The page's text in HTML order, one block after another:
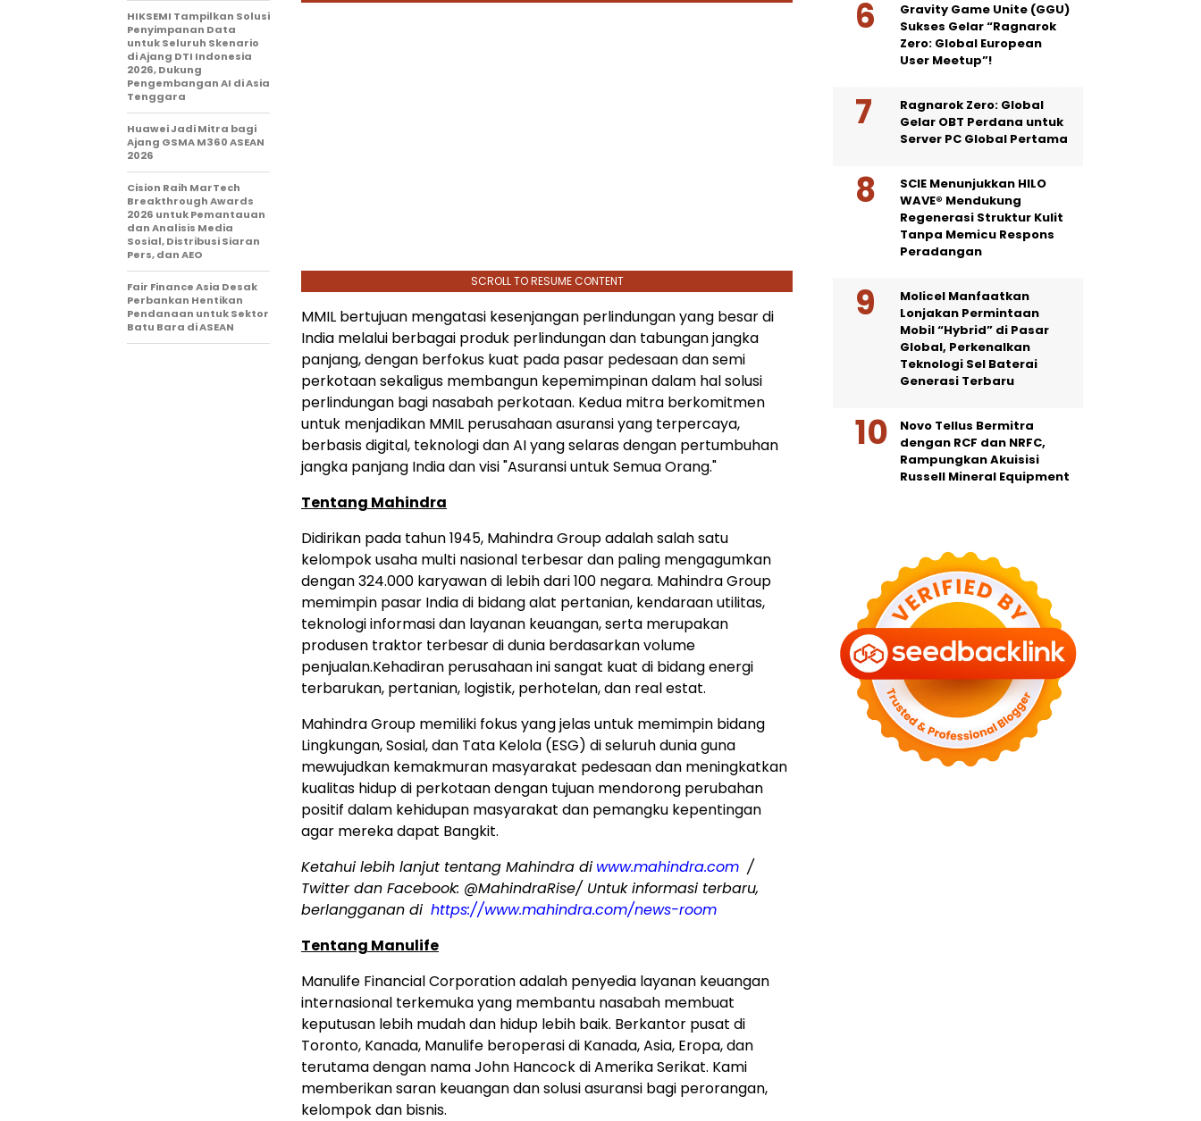
SCROLL TO RESUME CONTENT
MMIL bertujuan mengatasi kesenjangan perlindungan yang besar di
India melalui berbagai produk perlindungan dan tabungan jangka
panjang, dengan berfokus kuat pada pasar pedesaan dan semi
perkotaan sekaligus membangun kepemimpinan dalam hal solusi
perlindungan bagi nasabah perkotaan. Kedua mitra berkomitmen
untuk menjadikan MMIL perusahaan asuransi yang terpercaya,
berbasis digital, teknologi dan AI yang selaras dengan pertumbuhan
jangka panjang India dan visi "Asuransi untuk Semua Orang."
Tentang Mahindra
Didirikan pada tahun 1945, Mahindra Group adalah salah satu
kelompok usaha multi nasional terbesar dan paling mengagumkan
dengan 324.000 karyawan di lebih dari 100 negara. Mahindra Group
memimpin pasar India di bidang alat pertanian, kendaraan utilitas,
teknologi informasi dan layanan keuangan, serta merupakan
produsen traktor terbesar di dunia berdasarkan volume
penjualan.Kehadiran perusahaan ini sangat kuat di bidang energi
terbarukan, pertanian, logistik, perhotelan, dan real estat.
Mahindra Group memiliki fokus yang jelas untuk memimpin bidang
Lingkungan, Sosial, dan Tata Kelola (ESG) di seluruh dunia guna
mewujudkan kemakmuran masyarakat pedesaan dan meningkatkan
kualitas hidup di perkotaan dengan tujuan mendorong perubahan
positif dalam kehidupan masyarakat dan pemangku kepentingan
agar mereka dapat Bangkit.
Ketahui lebih lanjut tentang Mahindra di www.mahindra.com /
Twitter dan Facebook: @MahindraRise/ Untuk informasi terbaru,
berlangganan di https://www.mahindra.com/news-room
Tentang Manulife
Manulife Financial Corporation adalah penyedia layanan keuangan
internasional terkemuka yang membantu nasabah membuat
keputusan lebih mudah dan hidup lebih baik. Berkantor pusat di
Toronto, Kanada, Manulife beroperasi di Kanada, Asia, Eropa, dan
terutama dengan nama John Hancock di Amerika Serikat. Kami
memberikan saran keuangan dan solusi asuransi bagi perorangan,
kelompok dan bisnis.
HIKSEMI Tampilkan Solusi
Penyimpanan Data
untuk Seluruh Skenario
di Ajang DTI Indonesia
2026, Dukung
Pengembangan AI di Asia
Tenggara
Huawei Jadi Mitra bagi
Ajang GSMA M360 ASEAN
2026
Cision Raih MarTech
Breakthrough Awards
2026 untuk Pemantauan
dan Analisis Media
Sosial, Distribusi Siaran
Pers, dan AEO
Fair Finance Asia Desak
Perbankan Hentikan
Pendanaan untuk Sektor
Batu Bara di ASEAN
Gravity Game Unite (GGU)
Sukses Gelar “Ragnarok
Zero: Global European
User Meetup”!
Ragnarok Zero: Global
Gelar OBT Perdana untuk
Server PC Global Pertama
SCIE Menunjukkan HILO
WAVE® Mendukung
Regenerasi Struktur Kulit
Tanpa Memicu Respons
Peradangan
Molicel Manfaatkan
Lonjakan Permintaan
Mobil “Hybrid” di Pasar
Global, Perkenalkan
Teknologi Sel Baterai
Generasi Terbaru
Novo Tellus Bermitra
dengan RCF dan NRFC,
Rampungkan Akuisisi
Russell Mineral Equipment